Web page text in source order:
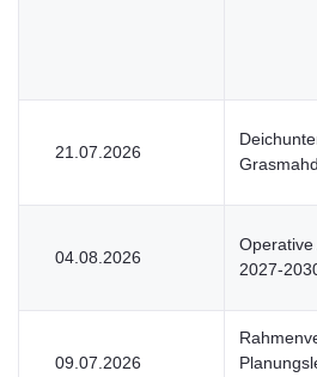
21.07.2026
04.08.2026
Operative
2027-
09.07.2026